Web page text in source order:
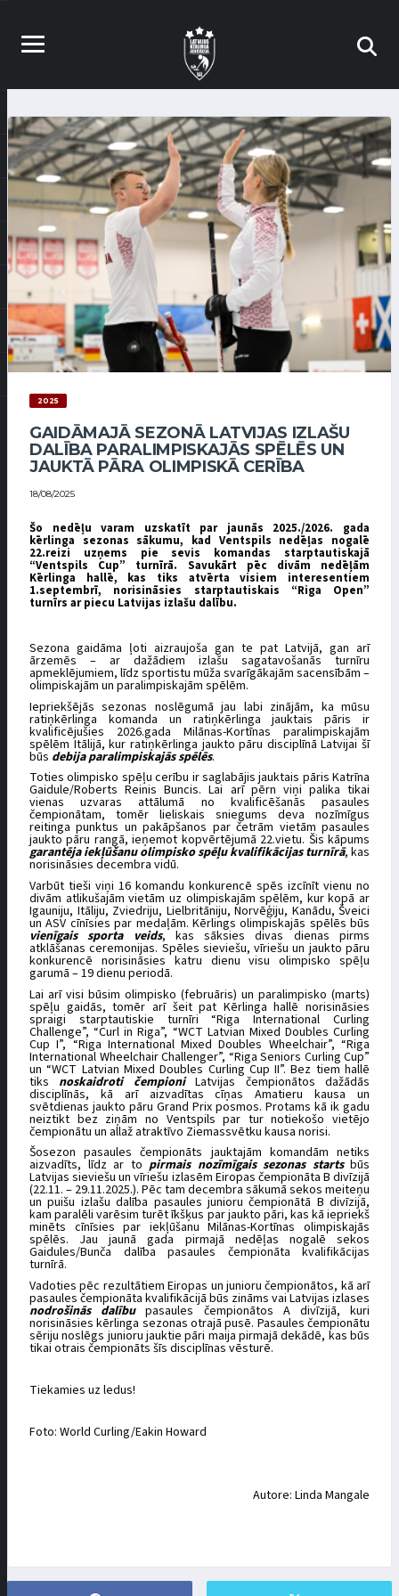
2025
GAIDĀMAJĀ SEZONĀ LATVIJAS IZLAŠU
DALĪBA PARALIMPISKAJĀS SPĒLĒS UN
JAUKTĀ PĀRA OLIMPISKĀ CERĪBA
18/08/2025
Šo nedēļu varam uzskatīt par jaunās 2025./2026. gada
kērlinga sezonas sākumu, kad Ventspils nedēļas nogalē
22.reizi uzņems pie sevis komandas starptautiskajā
“Ventspils Cup” turnīrā. Savukārt pēc divām nedēļām
Kērlinga hallē, kas tiks atvērta visiem interesentiem
1.septembrī, norisināsies starptautiskais “Riga Open”
turnīrs ar piecu Latvijas izlašu dalību.
Sezona gaidāma ļoti aizraujoša gan te pat Latvijā, gan arī
ārzemēs – ar dažādiem izlašu sagatavošanās turnīru
apmeklējumiem, līdz sportistu mūža svarīgākajām sacensībām –
olimpiskajām un paralimpiskajām spēlēm.
Iepriekšējās sezonas noslēgumā jau labi zinājām, ka mūsu
ratiņkērlinga komanda un ratiņkērlinga jauktais pāris ir
kvalificējušies 2026.gada Milānas-Kortīnas paralimpiskajām
spēlēm Itālijā, kur ratiņkērlinga jaukto pāru disciplīnā Latvijai šī
būs debija paralimpiskajās spēlēs.
Toties olimpisko spēļu cerību ir saglabājis jauktais pāris Katrīna
Gaidule/Roberts Reinis Buncis. Lai arī pērn viņi palika tikai
vienas uzvaras attālumā no kvalificēšanās pasaules
čempionātam, tomēr lieliskais sniegums deva nozīmīgus
reitinga punktus un pakāpšanos par četrām vietām pasaules
jaukto pāru rangā, ieņemot kopvērtējumā 22.vietu. Šis kāpums
garantēja iekļūšanu olimpisko spēļu kvalifikācijas turnīrā, kas
norisināsies decembra vidū.
Varbūt tieši viņi 16 komandu konkurencē spēs izcīnīt vienu no
divām atlikušajām vietām uz olimpiskajām spēlēm, kur kopā ar
Igauniju, Itāliju, Zviedriju, Lielbritāniju, Norvēģiju, Kanādu, Šveici
un ASV cīnīsies par medaļām. Kērlings olimpiskajās spēlēs būs
vienīgais sporta veids, kas sāksies divas dienas pirms
atklāšanas ceremonijas. Spēles sieviešu, vīriešu un jaukto pāru
konkurencē norisināsies katru dienu visu olimpisko spēļu
garumā – 19 dienu periodā.
Lai arī visi būsim olimpisko (februāris) un paralimpisko (marts)
spēļu gaidās, tomēr arī šeit pat Kērlinga hallē norisināsies
spraigi starptautiskie turnīri “Riga International Curling
Challenge”, “Curl in Riga”, “WCT Latvian Mixed Doubles Curling
Cup I”, “Riga International Mixed Doubles Wheelchair”, “Riga
International Wheelchair Challenger”, “Riga Seniors Curling Cup”
un “WCT Latvian Mixed Doubles Curling Cup II”. Bez tiem hallē
tiks noskaidroti čempioniLatvijas čempionātos dažādās
disciplīnās, kā arī aizvadītas cīņas Amatieru kausa un
svētdienas jaukto pāru Grand Prix posmos. Protams kā ik gadu
neiztikt bez ziņām no Ventspils par tur notiekošo vietējo
čempionātu un allaž atraktīvo Ziemassvētku kausa norisi.
Šosezon pasaules čempionāts jauktajām komandām netiks
aizvadīts, līdz ar to pirmais nozīmīgais sezonas startsbūs
Latvijas sieviešu un vīriešu izlasēm Eiropas čempionāta B divīzijā
(22.11. – 29.11.2025.). Pēc tam decembra sākumā sekos meiteņu
un puišu izlašu dalība pasaules junioru čempionātā B divīzijā,
kam paralēli varēsim turēt īkšķus par jaukto pāri, kas kā iepriekš
minēts cīnīsies par iekļūšanu Milānas-Kortīnas olimpiskajās
spēlēs. Jau jaunā gada pirmajā nedēļas nogalē sekos
Gaidules/Bunča dalība pasaules čempionāta kvalifikācijas
turnīrā.
Vadoties pēc rezultātiem Eiropas un junioru čempionātos, kā arī
pasaules čempionāta kvalifikācijā būs zināms vai Latvijas izlases
nodrošinās dalībupasaules čempionātos A divīzijā, kuri
norisināsies kērlinga sezonas otrajā pusē. Pasaules čempionātu
sēriju noslēgs junioru jauktie pāri maija pirmajā dekādē, kas būs
tikai otrais čempionāts šīs disciplīnas vēsturē.
Tiekamies uz ledus!
Foto: World Curling/Eakin Howard
Autore: Linda Mangale